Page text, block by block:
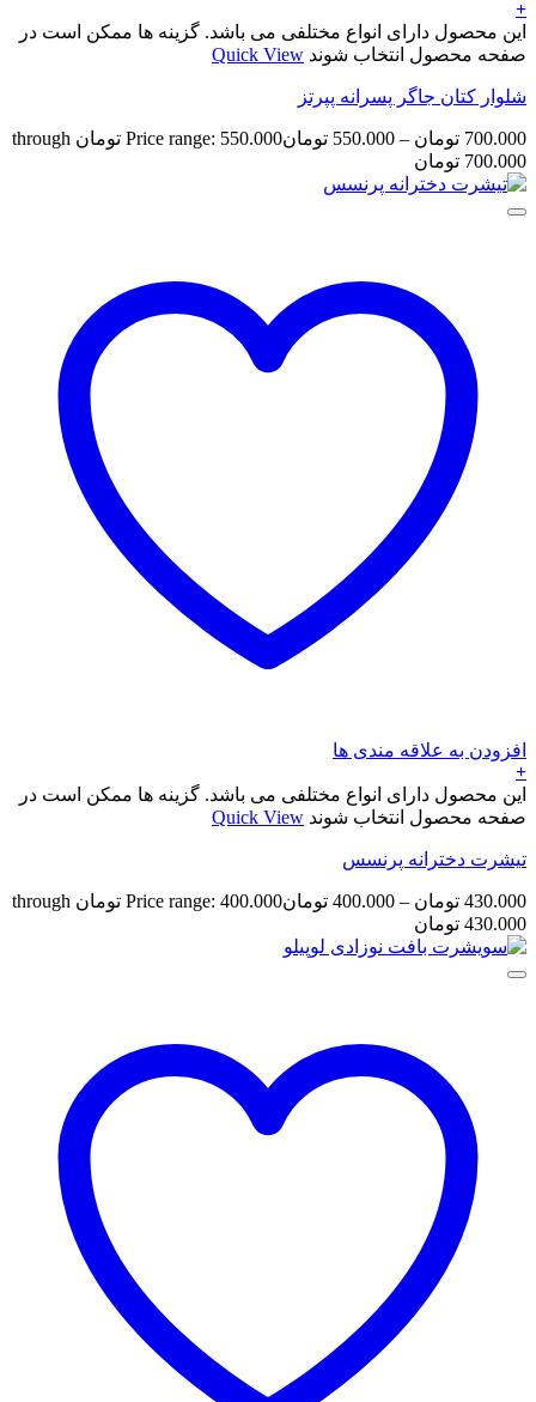
+
این محصول دارای انواع مختلفی می باشد. گزینه ها ممکن است در
صفحه محصول انتخاب شوند Quick View
شلوار کتان جاگر پسرانه پپرتز
700.000 تومان –
550.000 تومان
Price range: 550.000 تومان through
700.000 تومان
افزودن به علاقه مندی ها
+
این محصول دارای انواع مختلفی می باشد. گزینه ها ممکن است در
صفحه محصول انتخاب شوند Quick View
تیشرت دخترانه پرنسس
430.000 تومان –
400.000 تومان
Price range: 400.000 تومان through
430.000 تومان